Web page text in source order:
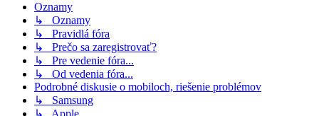
Oznamy
↳ Oznamy
↳ Pravidlá fóra
↳ Prečo sa zaregistrovať?
↳ Pre vedenie fóra...
↳ Od vedenia fóra...
Podrobné diskusie o mobiloch, riešenie problémov
↳ Samsung